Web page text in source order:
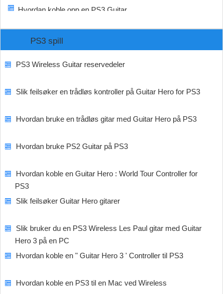
Hvordan koble opp en PS3 Guitar
PS3 spill
PS3 Wireless Guitar reservedeler
Slik feilsøker en trådløs kontroller på Guitar Hero for PS3
Hvordan bruke en trådløs gitar med Guitar Hero på PS3
Hvordan bruke PS2 Guitar på PS3
Hvordan koble en Guitar Hero : World Tour Controller for
PS3
Slik feilsøker Guitar Hero gitarer
Slik bruker du en PS3 Wireless Les Paul gitar med Guitar
Hero 3 på en PC
Hvordan koble en " Guitar Hero 3 ' Controller til PS3
Hvordan koble en PS3 til en Mac ved Wireless